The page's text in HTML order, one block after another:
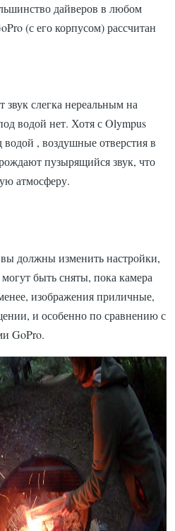
дайверов в любом
(с его корпусом) рассчитан
звук слегка нереальным на
водой нет. Хотяс Olympus
, воздушные отверстия в
пузырящийся звук, что
атмосферу.
должны изменить настройки,
быть сняты, пока камера
изображения приличные,
и особенно по сравнению с
GoPro.